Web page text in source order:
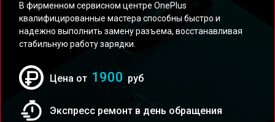
В фирменном сервисном центре OnePlus
квалифицированные мастера способны быстро и
надежно выполнить замену разъема, восстанавливая
стабильную работу зарядки.
Цена от 1900 руб
Экспресс ремонт в день обращения